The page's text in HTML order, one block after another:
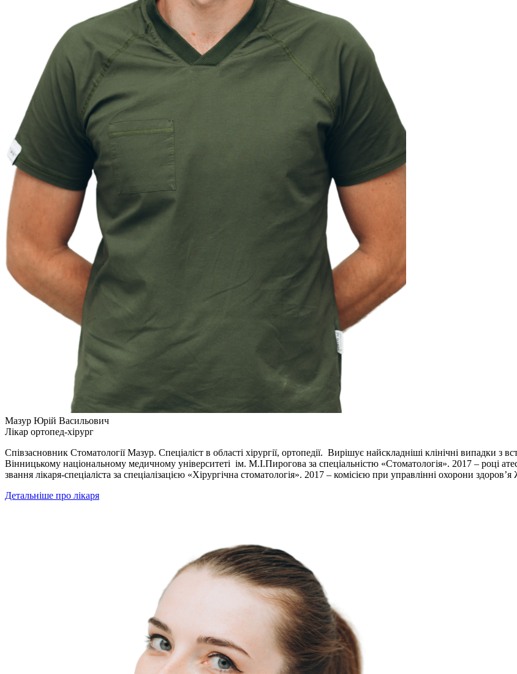
Мазур Юрій Васильович
Лікар ортопед-хірург
Співзасновник Стоматології Мазур. Спеціаліст в області хірургії, ортопедії. Вирішує найскладніші клінічні випадки з
Вінницькому національному медичному університеті ім. М.І.Пирогова за спеціальністю «Стоматологія». 2017 – році
звання лікаря-спеціаліста за спеціалізацією «Хірургічна стоматологія». 2017 – комісією при управлінні охорони
Детальніше про лікаря